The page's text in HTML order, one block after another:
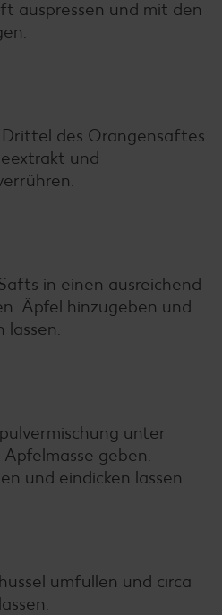
auspressen und mit den
Drittel des Orangensaftes
und
in einen ausreichend
Äpfel hinzugeben und
lassen.
unter
geben.
und eindicken lassen.
umfüllen und circa